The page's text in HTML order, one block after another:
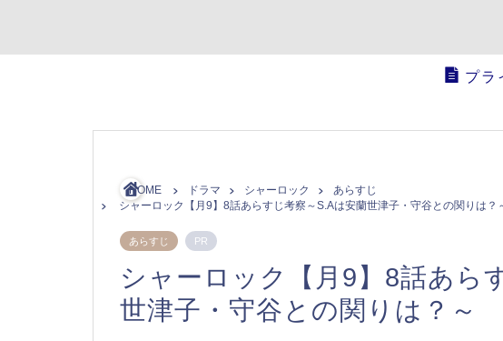
プラ
HOME ドラマ シャーロック
あらすじ
シャーロック【月9】8話あらすじ考察～S.Aは安蘭世津子・守谷との関りは？
あらすじ PR
シャーロック【月9】8話あら
世津子・守谷との関りは？～